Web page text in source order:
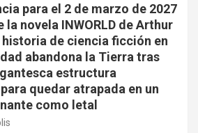
para el 2 de marzo de 2027
novela INWORLD de Arthur
historia de ciencia ficción en
abandona la Tierra tras
estructura
quedar atrapada en un
como letal